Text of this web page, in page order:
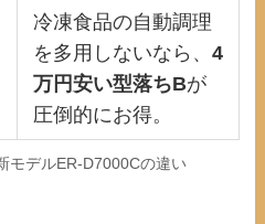
冷凍食品の自動調理
を多用しないなら、 4
万円安い型落ちBが
圧倒的にお得。
モデルER-D7000Cの違い